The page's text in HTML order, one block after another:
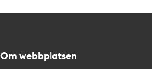
Om webbplatsen